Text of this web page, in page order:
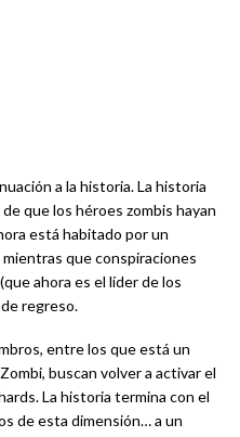
a la historia. La historia
que los héroes zombis hayan
está habitado por un
que conspiraciones
ahora es el líder de los
regreso.
entre los que está un
buscan volver a activar el
La historia termina con el
de esta dimensión… a un